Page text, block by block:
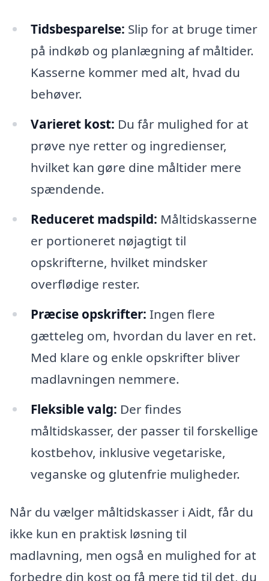
Tidsbesparelse: Slip for at bruge timer
på indkøb og planlægning af måltider.
Kasserne kommer med alt, hvad du
behøver.
Varieret kost: Du får mulighed for at
prøve nye retter og ingredienser,
hvilket kan gøre dine måltider mere
spændende.
Reduceret madspild: Måltidskasserne
er portioneret nøjagtigt til
opskrifterne, hvilket mindsker
overflødige rester.
Præcise opskrifter: Ingen flere
gætteleg om, hvordan du laver en ret.
Med klare og enkle opskrifter bliver
madlavningen nemmere.
Fleksible valg: Der findes
måltidskasser, der passer til forskellige
kostbehov, inklusive vegetariske,
veganske og glutenfrie muligheder.
Når du vælger måltidskasser i Aidt, får du
ikke kun en praktisk løsning til
madlavning, men også en mulighed for at
forbedre din kost og få mere tid til det, du